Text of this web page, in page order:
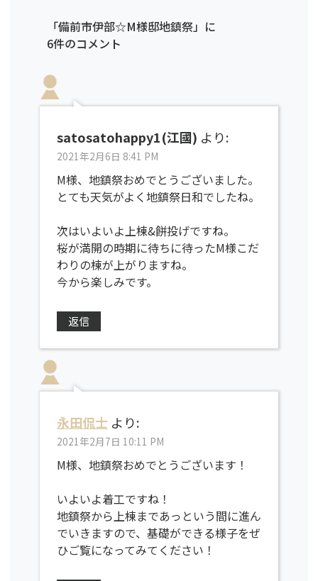
「備前市伊部☆M様邸地鎮祭」に
6件のコメント
satosatohappy1(江國) より:
2021年2月6日 8:41 PM
M様、地鎮祭おめでとうございました。
とても天気がよく地鎮祭日和でしたね。
次はいよいよ上棟&餅投げですね。
桜が満開の時期に待ちに待ったM様こだ
わりの棟が上がりますね。
今から楽しみです。
返信
永田侃士 より:
2021年2月7日 10:11 PM
M様、地鎮祭おめでとうございます！
いよいよ着工ですね！
地鎮祭から上棟まであっという間に進ん
でいきますので、基礎ができる様子をぜ
ひご覧になってみてください！